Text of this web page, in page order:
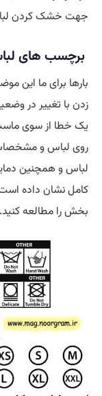
جهت خشک کردن
برچسب های
بارها برای ما این
زدن با تغییر در
یک خطا از سوی
روی لباس و
لباس و همچنین
کامل نشان داده
بخش را مطالعه کنید.